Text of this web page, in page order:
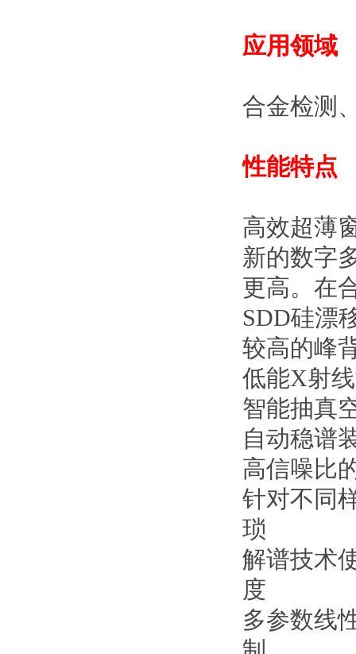
应用领域
合金检测
性能特点
高效超薄
新的数字
更高。在
SDD硅漂
较高的峰
低能X射
智能抽真
自动稳谱
高信噪比
针对不同
琐
解谱技术
度
多参数线